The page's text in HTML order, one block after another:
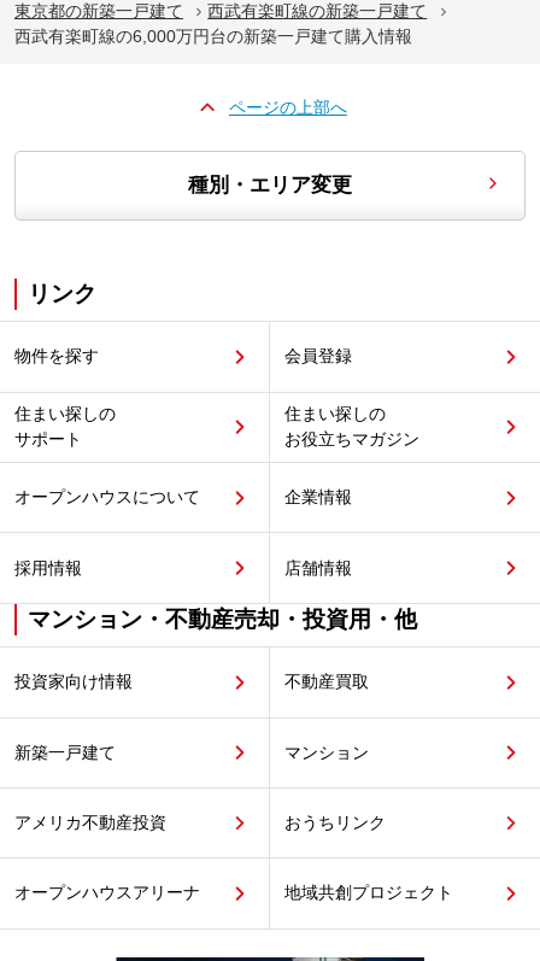
東京都の新築一戸建て
西武有楽町線の新築一戸建て
西武有楽町線の6,000万円台の新築一戸建て購入情報
ページの上部へ
種別・エリア変更
リンク
物件を探す 会員登録
住まい探しの
サポート
住まい探しの
お役立ちマガジン
オープンハウスについて 企業情報
採用情報 店舗情報
マンション・不動産売却・投資用・他
投資家向け情報 不動産買取
新築一戸建て マンション
アメリカ不動産投資 おうちリンク
オープンハウスアリーナ 地域共創プロジェクト